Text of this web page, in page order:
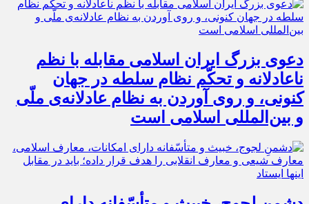
دعوی بزرگ ایران اسلامی مقابله با نظم
ناعادلانه و تحکّم نظام سلطه در جهان
کنونی، و روی آوردن به نظام عادلانه‌ی ملّی
و بین‌المللی اسلامی است